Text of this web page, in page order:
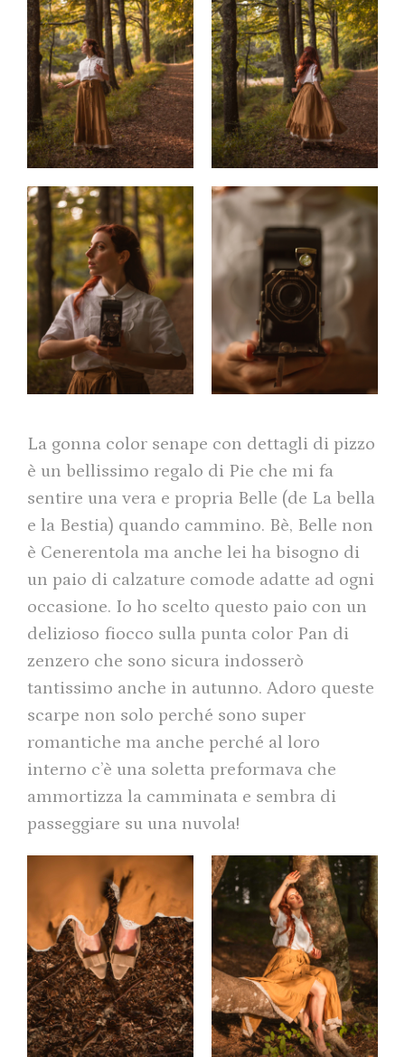
La gonna color senape con dettagli di pizzo
è un bellissimo regalo di Pie che mi fa
sentire una vera e propria Belle (de La bella
e la Bestia) quando cammino. Bè, Belle non
è Cenerentola ma anche lei ha bisogno di
un paio di calzature comode adatte ad ogni
occasione. Io ho scelto questo paio con un
delizioso fiocco sulla punta color Pan di
zenzero che sono sicura indosserò
tantissimo anche in autunno. Adoro queste
scarpe non solo perché sono super
romantiche ma anche perché al loro
interno c’è una soletta preformava che
ammortizza la camminata e sembra di
passeggiare su una nuvola!